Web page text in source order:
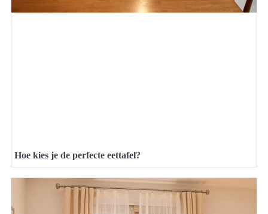
Hoe kies je de perfecte eettafel?